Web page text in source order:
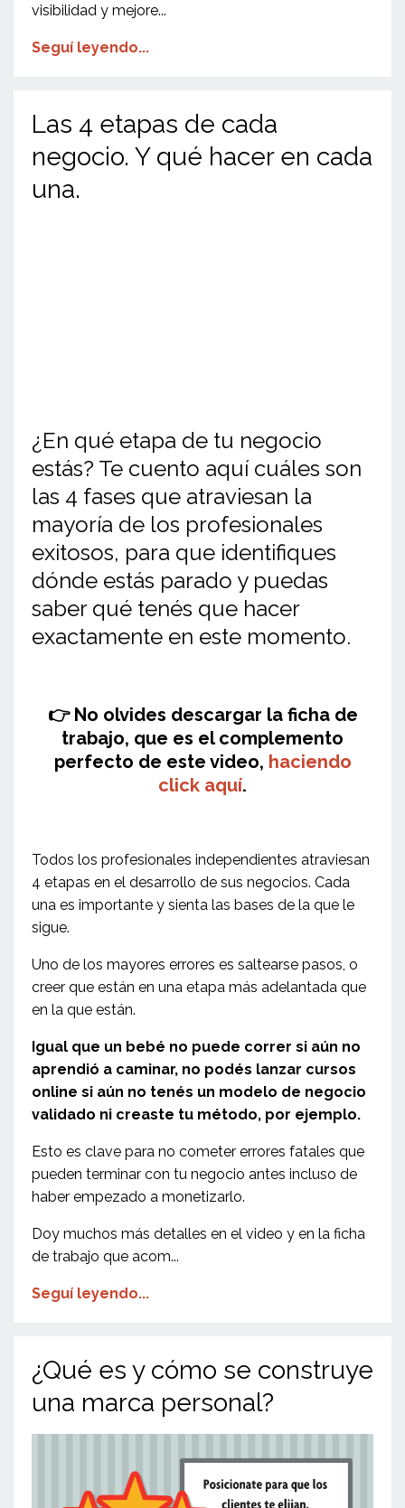
visibilidad y mejore...
Seguí leyendo...
Las 4 etapas de cada
negocio. Y qué hacer en cada
una.
¿En qué etapa de tu negocio
estás? Te cuento aquí cuáles son
las 4 fases que atraviesan la
mayoría de los profesionales
exitosos, para que identifiques
dónde estás parado y puedas
saber qué tenés que hacer
exactamente en este momento.
👉 No olvides descargar la ficha de
trabajo, que es el complemento
perfecto de este video, haciendo
click aquí.
Todos los profesionales independientes atraviesan
4 etapas en el desarrollo de sus negocios. Cada
una es importante y sienta las bases de la que le
sigue.
Uno de los mayores errores es saltearse pasos, o
creer que están en una etapa más adelantada que
en la que están.
Igual que un bebé no puede correr si aún no
aprendió a caminar, no podés lanzar cursos
online si aún no tenés un modelo de negocio
validado ni creaste tu método, por ejemplo.
Esto es clave para no cometer errores fatales que
pueden terminar con tu negocio antes incluso de
haber empezado a monetizarlo.
Doy muchos más detalles en el video y en la ficha
de trabajo que acom...
Seguí leyendo...
¿Qué es y cómo se construye
una marca personal?